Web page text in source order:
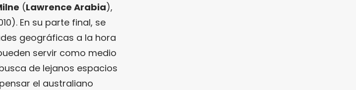
(Lawrence Arabia),
En su parte final, se
geográficas a la hora
servir como medio
de lejanos espacios
el australiano